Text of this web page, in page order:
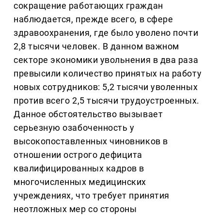
сокращение работающих граждан
наблюдается, прежде всего, в сфере
здравоохранения, где было уволено почти
2,8 тысячи человек. В данном важном
секторе экономики увольнения в два раза
превысили количество принятых на работу
новых сотрудников: 5,2 тысячи уволенных
против всего 2,5 тысячи трудоустроенных.
Данное обстоятельство вызывает
серьезную озабоченность у
высокопоставленных чиновников в
отношении острого дефицита
квалифицированных кадров в
многочисленных медицинских
учреждениях, что требует принятия
неотложных мер со стороны